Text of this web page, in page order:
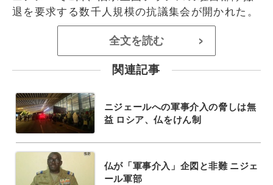
退を要求する数千人規模の抗議集会が開かれた。
全文を読む >
関連記事
ニジェールへの軍事介入の脅しは無
益 ロシア、仏をけん制
仏が「軍事介入」企図と非難 ニジェ
ール軍部